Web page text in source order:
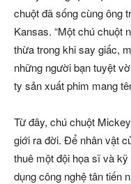
chuột đã sống cùng ông
Kansas. “Một chú chuột
thừa trong khi say giấc,
những người bạn tuyệt
ty sản xuất phim mang
Từ đây, chú chuột
giới ra đời. Để nhân vật
thuê một đội họa sĩ và
dụng công nghệ tân tiến